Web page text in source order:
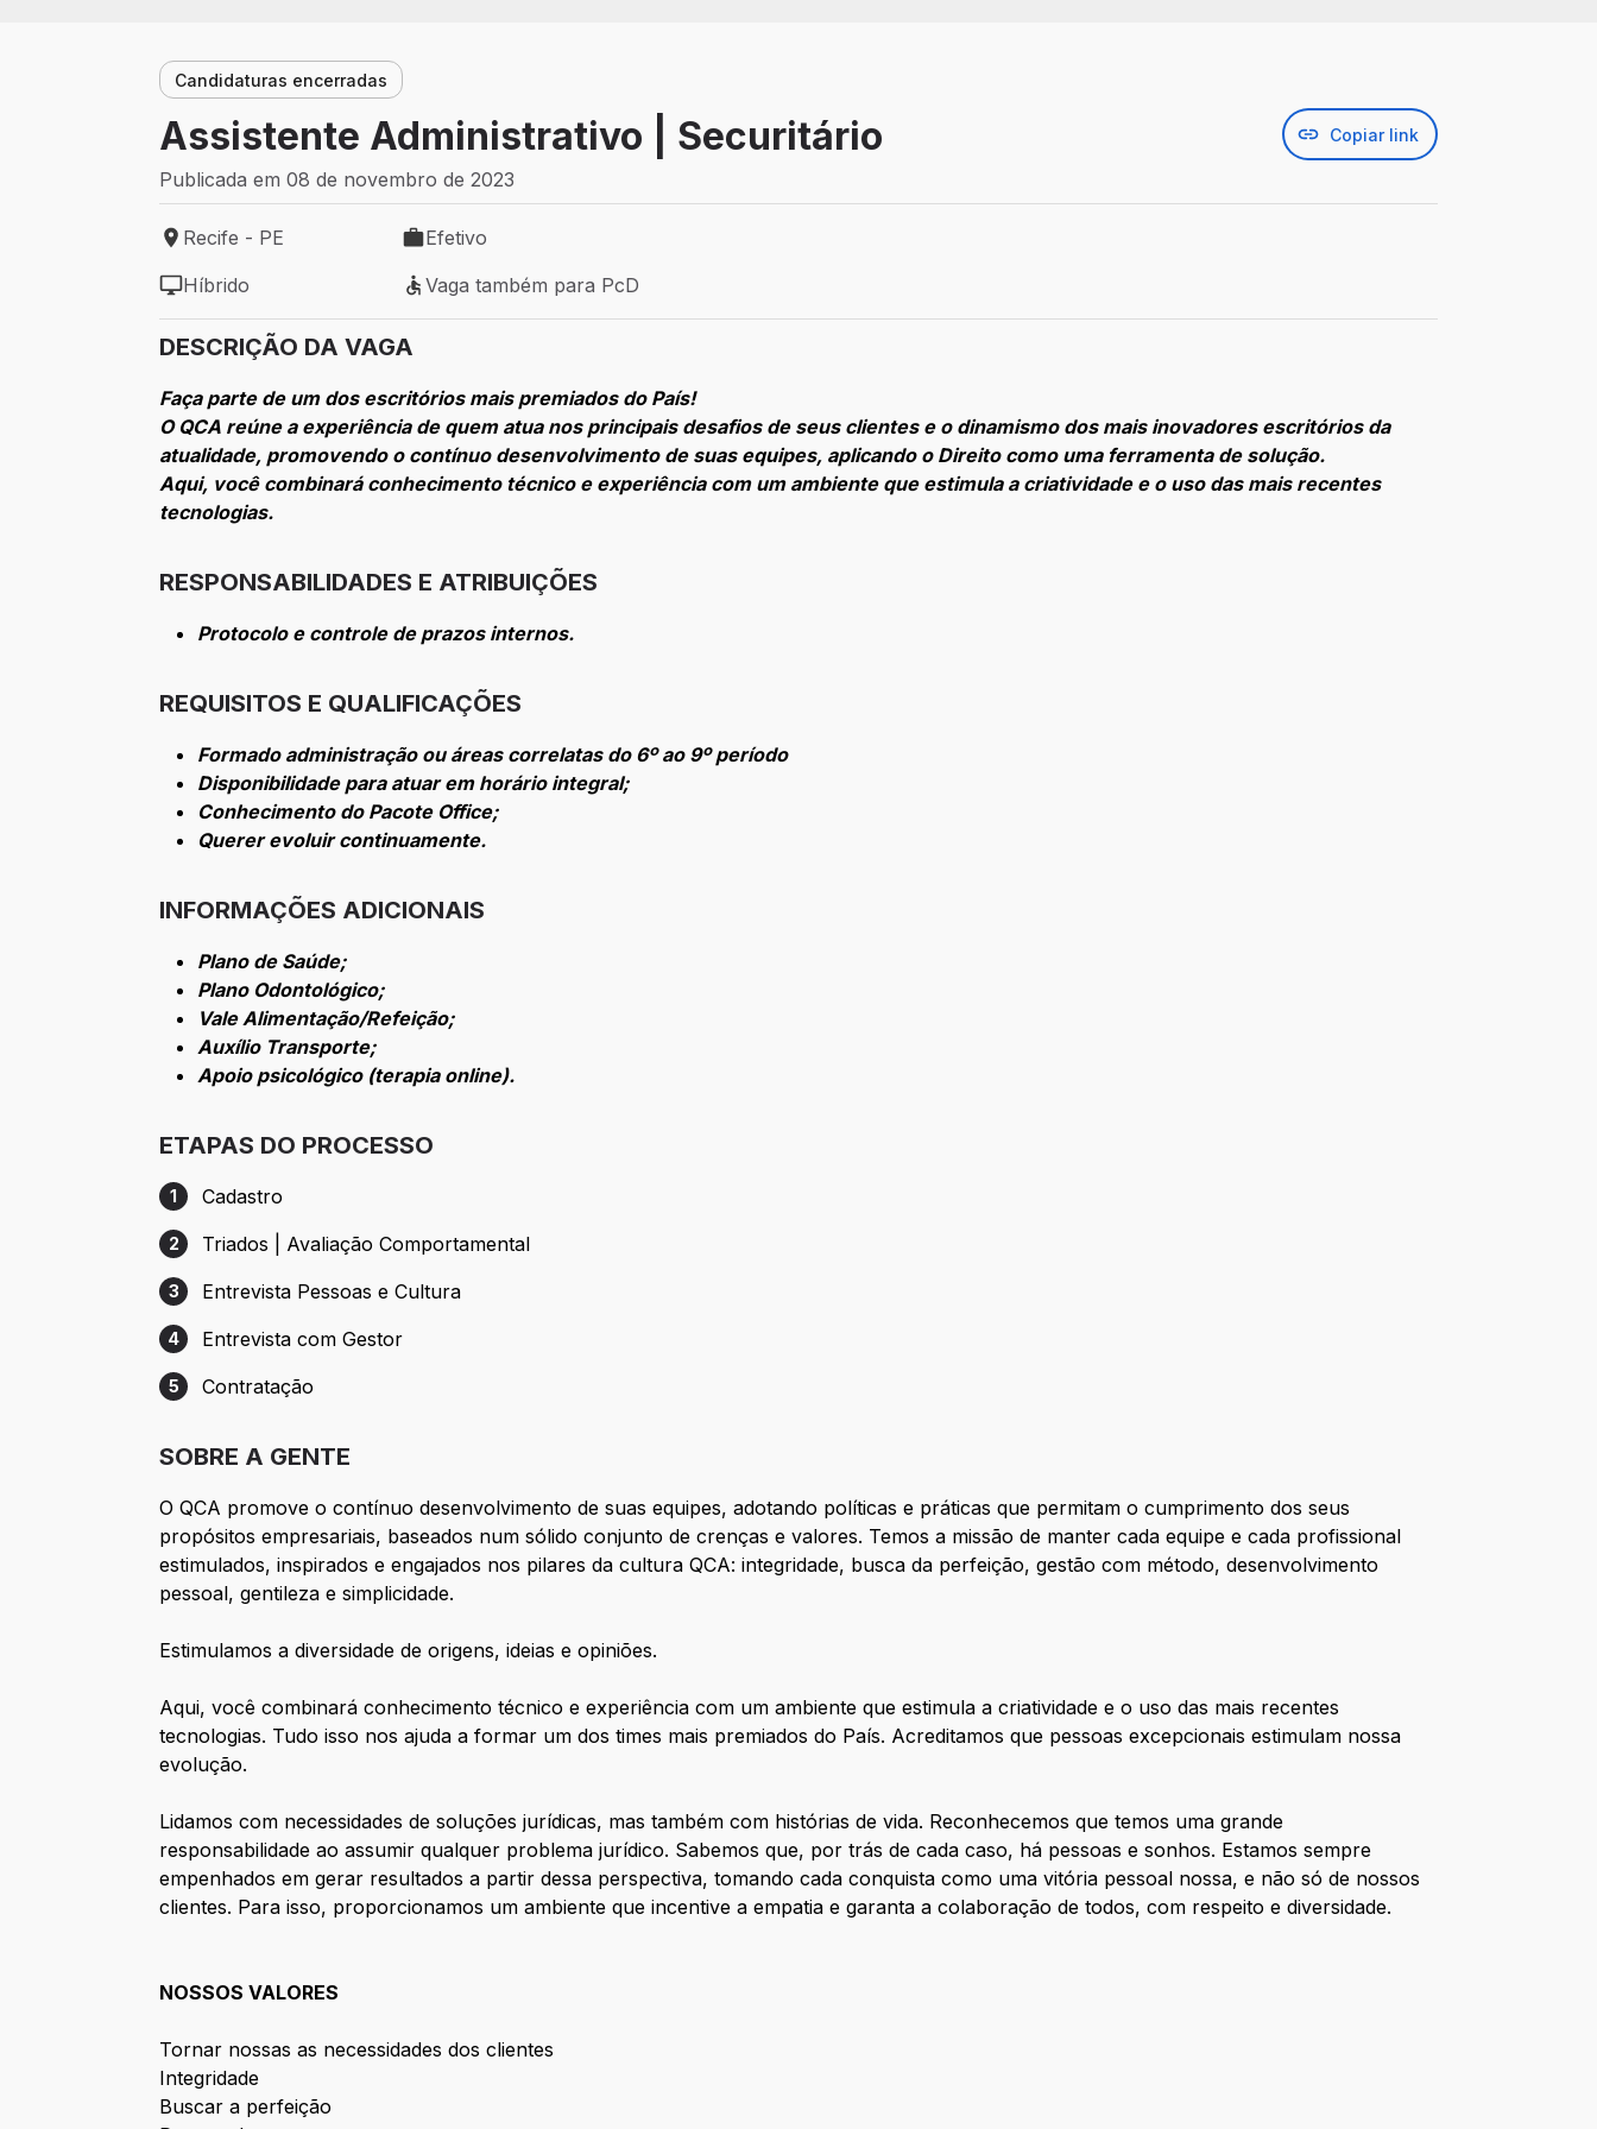
Candidaturas encerradas
Assistente Administrativo | Securitário Copiar link
Publicada em 08 de novembro de 2023
Local de trabalho: Recife - PE
Recife - PE
Tipo de vaga: Efetivo
Efetivo
Modelo de trabalho: Híbrido
Híbrido
Vaga também para PcD
Vaga também para PcD
DESCRIÇÃO DA VAGA
Faça parte de um dos escritórios mais premiados do País!
O QCA reúne a experiência de quem atua nos principais desafios de seus clientes e o dinamismo dos mais inovadores escritórios da
atualidade, promovendo o contínuo desenvolvimento de suas equipes, aplicando o Direito como uma ferramenta de solução.
Aqui, você combinará conhecimento técnico e experiência com um ambiente que estimula a criatividade e o uso das mais recentes
tecnologias.
RESPONSABILIDADES E ATRIBUIÇÕES
Protocolo e controle de prazos internos.
REQUISITOS E QUALIFICAÇÕES
Formado administração ou áreas correlatas do 6º ao 9º período
Disponibilidade para atuar em horário integral;
Conhecimento do Pacote Office;
Querer evoluir continuamente.
INFORMAÇÕES ADICIONAIS
Plano de Saúde;
Plano Odontológico;
Vale Alimentação/Refeição;
Auxílio Transporte;
Apoio psicológico (terapia online).
ETAPAS DO PROCESSO
Etapa 1: Cadastro
1 Cadastro
Etapa 2: Triados | Avaliação Comportamental
2 Triados | Avaliação Comportamental
Etapa 3: Entrevista Pessoas e Cultura
3 Entrevista Pessoas e Cultura
Etapa 4: Entrevista com Gestor
4 Entrevista com Gestor
Etapa 5: Contratação
5 Contratação
SOBRE A GENTE
O QCA promove o contínuo desenvolvimento de suas equipes, adotando políticas e práticas que permitam o cumprimento dos seus
propósitos empresariais, baseados num sólido conjunto de crenças e valores. Temos a missão de manter cada equipe e cada profissional
estimulados, inspirados e engajados nos pilares da cultura QCA: integridade, busca da perfeição, gestão com método, desenvolvimento
pessoal, gentileza e simplicidade.
Estimulamos a diversidade de origens, ideias e opiniões.
Aqui, você combinará conhecimento técnico e experiência com um ambiente que estimula a criatividade e o uso das mais recentes
tecnologias. Tudo isso nos ajuda a formar um dos times mais premiados do País. Acreditamos que pessoas excepcionais estimulam nossa
evolução.
Lidamos com necessidades de soluções jurídicas, mas também com histórias de vida. Reconhecemos que temos uma grande
responsabilidade ao assumir qualquer problema jurídico. Sabemos que, por trás de cada caso, há pessoas e sonhos. Estamos sempre
empenhados em gerar resultados a partir dessa perspectiva, tomando cada conquista como uma vitória pessoal nossa, e não só de nossos
clientes. Para isso, proporcionamos um ambiente que incentive a empatia e garanta a colaboração de todos, com respeito e diversidade.
NOSSOS VALORES
Tornar nossas as necessidades dos clientes
Integridade
Buscar a perfeição